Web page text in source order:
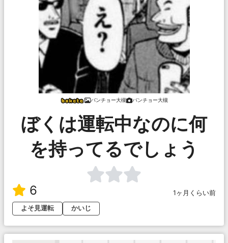
バンチョー大槻 バンチョー大槻
ぼくは運転中なのに何
を持ってるでしょう
6
1ヶ月くらい前
よそ見運転
かいじ